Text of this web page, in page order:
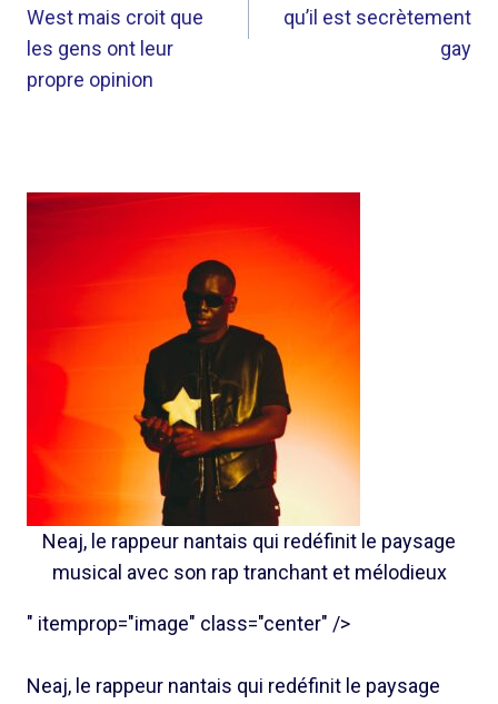
West mais croit que
les gens ont leur
propre opinion
qu’il est secrètement
gay
Neaj, le rappeur nantais qui redéfinit le paysage
musical avec son rap tranchant et mélodieux
" itemprop="image" class="center" />
Neaj, le rappeur nantais qui redéfinit le paysage